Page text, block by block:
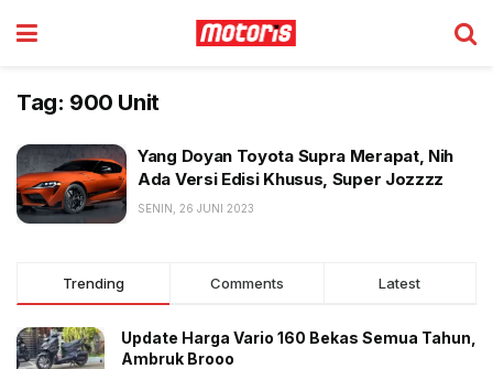
Tag: 900 Unit
Yang Doyan Toyota Supra Merapat, Nih
Ada Versi Edisi Khusus, Super Jozzzz
SENIN, 26 JUNI 2023
Trending Comments Latest
Update Harga Vario 160 Bekas Semua Tahun,
Ambruk Brooo